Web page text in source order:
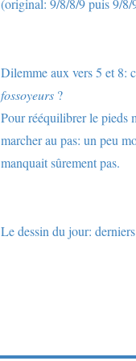
(original: 9/8/8/9 puis 9/8/
Dilemme aux vers 5 et 8:
fossoyeurs?
Pour rééquilibrer le pieds
marcher au pas: un peu
manquait sûrement pas.
Le dessin du jour: